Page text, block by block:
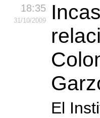
18:35
31/10/2009
El